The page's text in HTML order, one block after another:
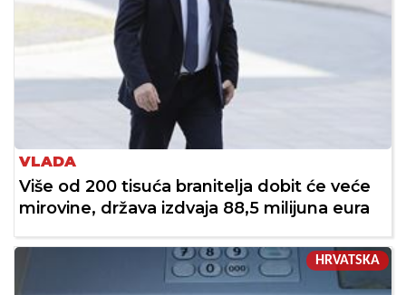
VLADA
Više od 200 tisuća branitelja dobit će veće
mirovine, država izdvaja 88,5 milijuna eura
HRVATSKA